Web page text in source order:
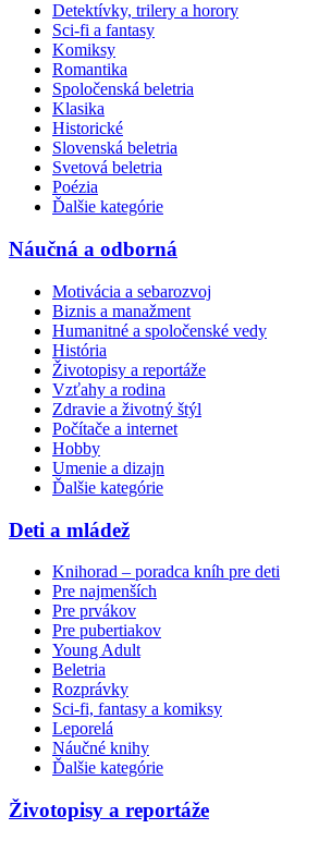
Detektívky, trilery a horory
Sci-fi a fantasy
Komiksy
Romantika
Spoločenská beletria
Klasika
Historické
Slovenská beletria
Svetová beletria
Poézia
Ďalšie kategórie
Náučná a odborná
Motivácia a sebarozvoj
Biznis a manažment
Humanitné a spoločenské vedy
História
Životopisy a reportáže
Vzťahy a rodina
Zdravie a životný štýl
Počítače a internet
Hobby
Umenie a dizajn
Ďalšie kategórie
Deti a mládež
Knihorad – poradca kníh pre deti
Pre najmenších
Pre prvákov
Pre pubertiakov
Young Adult
Beletria
Rozprávky
Sci-fi, fantasy a komiksy
Leporelá
Náučné knihy
Ďalšie kategórie
Životopisy a reportáže